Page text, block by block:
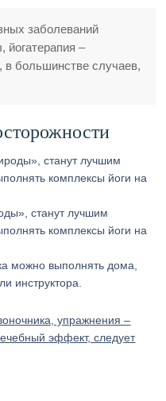
заболеваний
йогатерапия –
в большинстве случаев,
станут лучшим
комплексы йоги на
можно выполнять дома,
инструктора.
упражнения –
эффект, следует